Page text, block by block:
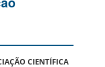
CIENTÍFICA